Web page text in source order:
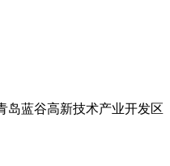
岛蓝谷高新技术产业开发区